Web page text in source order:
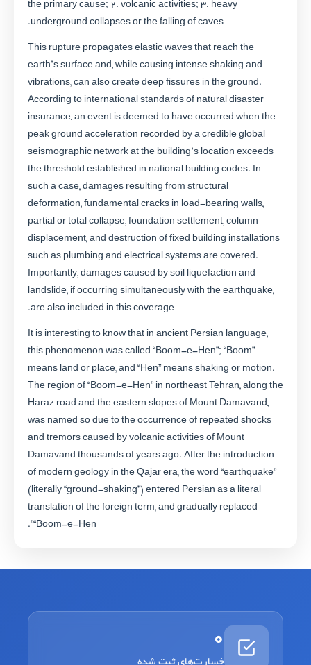
the primary cause; 2. volcanic activities; 3. heavy
underground collapses or the falling of caves.
This rupture propagates elastic waves that reach the
earth’s surface and, while causing intense shaking and
vibrations, can also create deep fissures in the ground.
According to international standards of natural disaster
insurance, an event is deemed to have occurred when the
peak ground acceleration recorded by a credible global
seismographic network at the building’s location exceeds
the threshold established in national building codes. In
such a case, damages resulting from structural
deformation, fundamental cracks in load-bearing walls,
partial or total collapse, foundation settlement, column
displacement, and destruction of fixed building installations
such as plumbing and electrical systems are covered.
Importantly, damages caused by soil liquefaction and
landslide, if occurring simultaneously with the earthquake,
are also included in this coverage.
It is interesting to know that in ancient Persian language,
this phenomenon was called “Boom-e-Hen”; “Boom”
means land or place, and “Hen” means shaking or motion.
The region of “Boom-e-Hen” in northeast Tehran, along the
Haraz road and the eastern slopes of Mount Damavand,
was named so due to the occurrence of repeated shocks
and tremors caused by volcanic activities of Mount
Damavand thousands of years ago. After the introduction
of modern geology in the Qajar era, the word “earthquake”
(literally “ground-shaking”) entered Persian as a literal
translation of the foreign term, and gradually replaced
“Boom-e-Hen”.
0
خسارت‌های ثبت شده